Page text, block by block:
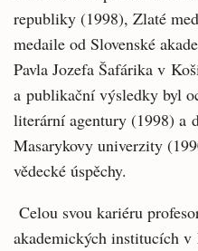
republiky (1998), Zlaté
medaile od Slovenské
Pavla Jozefa Šafárika v
a publikační výsledky byl
literární agentury (1998) a
Masarykovy univerzity
vědecké úspěchy.
Celou svou kariéru
akademických institucích